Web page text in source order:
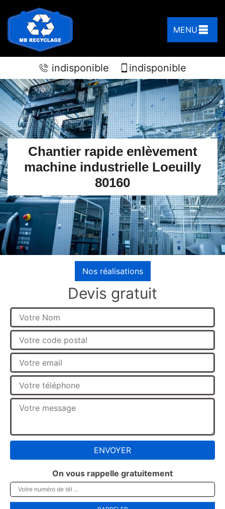
MENU
indisponible indisponible
Chantier rapide enlèvement
machine industrielle Loeuilly
80160
Nos réalisations
Devis gratuit
On vous rappelle gratuitement